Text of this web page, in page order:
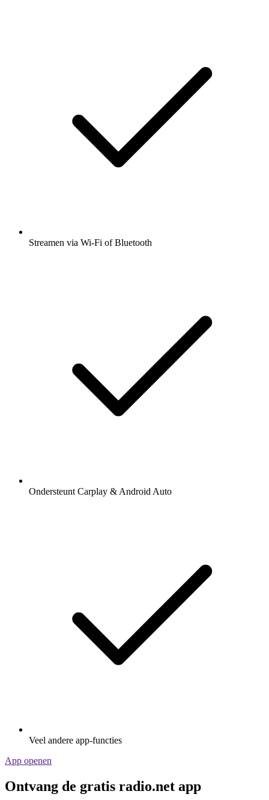
Streamen via Wi-Fi of Bluetooth
Ondersteunt Carplay & Android Auto
Veel andere app-functies
App openen
Ontvang de gratis radio.net app